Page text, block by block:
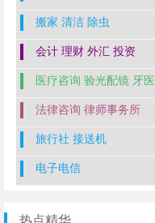
搬家 清洁 除虫
会计 理财 外汇 投资
医疗咨询 验光配镜 牙医
法律咨询 律师事务所
旅行社 接送机
电子电信
热点精华